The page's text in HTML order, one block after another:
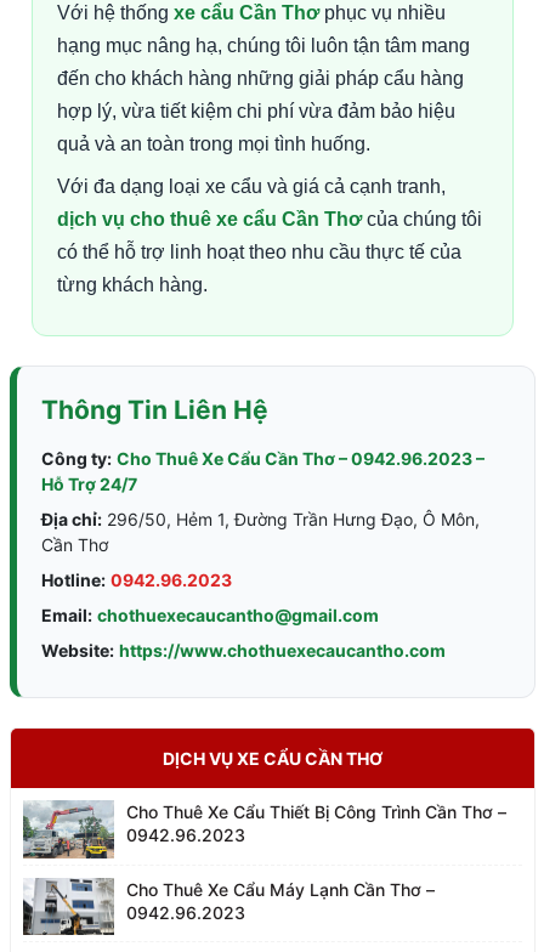
Với hệ thống xe cẩu Cần Thơ phục vụ nhiều
hạng mục nâng hạ, chúng tôi luôn tận tâm mang
đến cho khách hàng những giải pháp cẩu hàng
hợp lý, vừa tiết kiệm chi phí vừa đảm bảo hiệu
quả và an toàn trong mọi tình huống.
Với đa dạng loại xe cẩu và giá cả cạnh tranh,
dịch vụ cho thuê xe cẩu Cần Thơcủa chúng tôi
có thể hỗ trợ linh hoạt theo nhu cầu thực tế của
từng khách hàng.
Thông Tin Liên Hệ
Công ty: Cho Thuê Xe Cẩu Cần Thơ – 0942.96.2023 –
Hỗ Trợ 24/7
Địa chỉ:296/50, Hẻm 1, Đường Trần Hưng Đạo, Ô Môn,
Cần Thơ
Hotline: 0942.96.2023
Email: chothuexecaucantho@gmail.com
Website: https://www.chothuexecaucantho.com
DỊCH VỤ XE CẨU CẦN THƠ
Cho Thuê Xe Cẩu Thiết Bị Công Trình Cần Thơ –
0942.96.2023
Cho Thuê Xe Cẩu Máy Lạnh Cần Thơ –
0942.96.2023